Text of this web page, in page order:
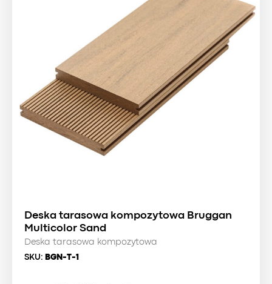
Deska tarasowa kompozytowa Bruggan
Multicolor Sand
Deska tarasowa kompozytowa
SKU: BGN-T-1